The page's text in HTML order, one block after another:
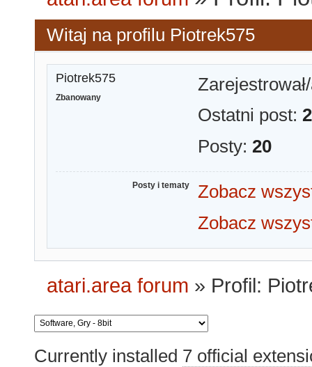
Witaj na profilu Piotrek575
Piotrek575
Zbanowany
Ostatni post:
Posty: 20
Posty i tematy
Zobacz
Zobacz
atari.area forum » Profil:
Currently installed 7 official